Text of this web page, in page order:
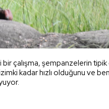
bir çalışma, şempanzelerin
kadar hızlı olduğunu ve